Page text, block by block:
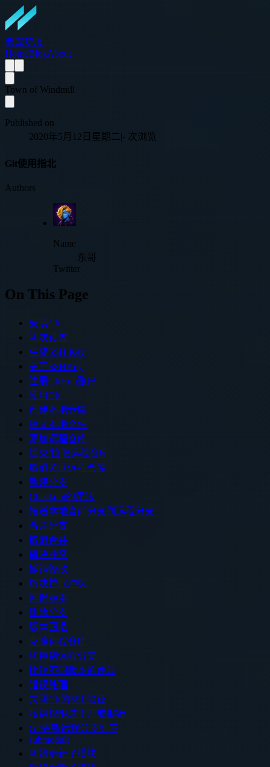
翡翠梦境
HomeBlogAbout
Town of Windmill
Published on
2020年5月12日星期二|- 次浏览
Git使用指北
Authors
Name
东哥
Twitter
On This Page
安装Git
初次设置
生成SSH Key
关于SSHKey
注册GitHub账户
使用Git
创建本地仓库
提交本地文件
添加远程仓库
提交/拉取远程仓库
取消关联远程仓库
新建分支
Checkout的用法
推送本地当前分支到远程分支
合并分支
取消合并
解决冲突
撤销修改
解决拉取冲突
回退版本
删除分支
版本回退
克隆远程仓库
切换到远程分支
比较不同版本的差异
错误处理
关闭Git的SSL验证
私钥权限过于开放报错
Git更新远程分支列表
submodule
初始更新子模块